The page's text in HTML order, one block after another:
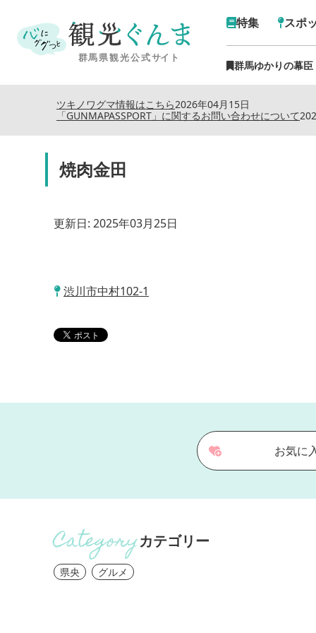
特集 スポ
群馬ゆかりの幕
2026年04月15日
ツキノワグマ情報はこちら
「GUNMAPASSPORT」に関するお問い合わせについて
焼肉金田
更新日: 2025年03月25日
渋川市中村102-1
お気に
カテゴリー
県央 グルメ